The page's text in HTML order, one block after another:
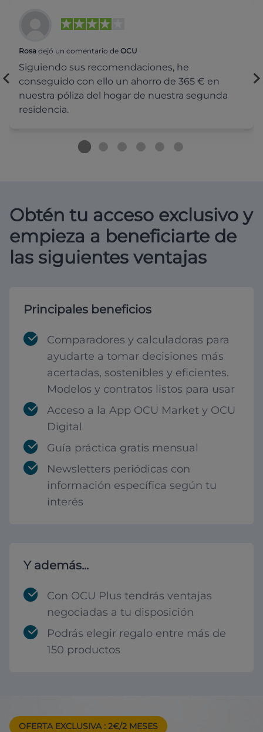
Rosa dejó un comentario de OCU
Siguiendo sus recomendaciones, he
conseguido con ello un ahorro de 365 € en
nuestra póliza del hogar de nuestra segunda
residencia.
Obtén tu acceso exclusivo y
empieza a beneficiarte de
las siguientes ventajas
Principales beneficios
Comparadores y calculadoras para
ayudarte a tomar decisiones más
acertadas, sostenibles y eficientes.
Modelos y contratos listos para usar
Acceso a la App OCU Market y OCU
Digital
Guía práctica gratis mensual
Newsletters periódicas con
información específica según tu
interés
Y además...
Con OCU Plus tendrás ventajas
negociadas a tu disposición
Podrás elegir regalo entre más de
150 productos
OFERTA EXCLUSIVA : 2€/2 MESES